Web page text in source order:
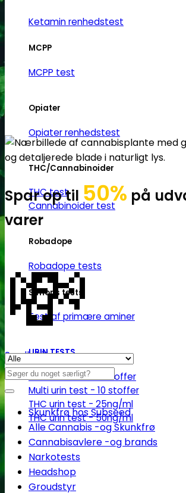
Ketamin renhedstest
MCPP
MCPP test
Opiater
Opiater renhedstest
THC/Cannabinoider
THC test
Cannabinoider test
Robadope
Robadope tests
Simons tests
Test af primære aminer
URIN TESTS
Multi urin test - 3 stoffer
Multi urin test - 10 stoffer
THC urin test - 25ng/ml
THC urin test - 50ng/ml
Spar op til 50% på
varer
💸
Se alle tilbud her
Søg
efter:
Skunkfrø hos Subseed
Alle Cannabis -og Skunkfrø
Cannabisavlere -og brands
Narkotests
Headshop
Groudstyr